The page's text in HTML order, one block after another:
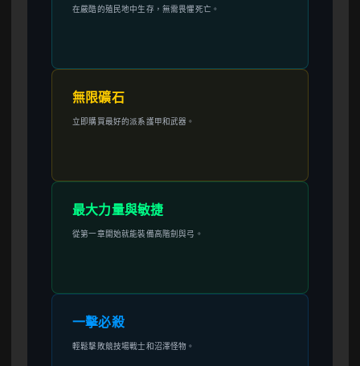
在嚴酷的殖民地中生存，無需畏懼死亡。
無限礦石
立即購買最好的派系護甲和武器。
最大力量與敏捷
從第一章開始就能裝備高階劍與弓。
一擊必殺
輕鬆擊敗競技場戰士和沼澤怪物。